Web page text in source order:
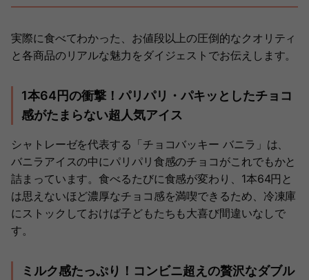
実際に食べてわかった、お値段以上の圧倒的なクオリティ
と各商品のリアルな魅力をダイジェストでお伝えします。
1本64円の衝撃！パリパリ・パキッとしたチョコ
感がたまらない超人気アイス
シャトレーゼを代表する「チョコバッキー バニラ」は、
バニラアイスの中にパリパリ食感のチョコがこれでもかと
詰まっています。食べるたびに食感が変わり、1本64円と
は思えないほど濃厚なチョコ感を満喫できるため、冷凍庫
にストックしておけば子どもたちも大喜び間違いなしで
す。
ミルク感たっぷり！コンビニ超えの贅沢なダブル